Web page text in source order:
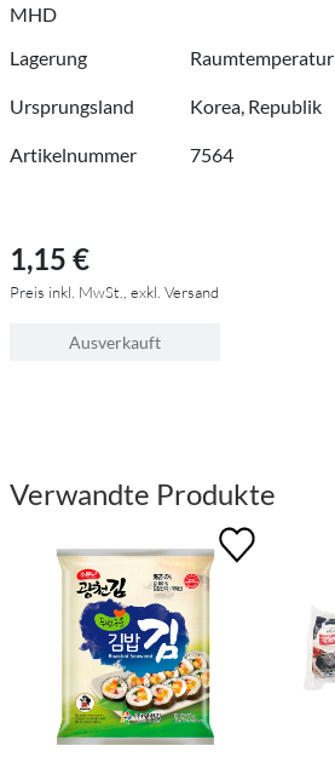
MHD
Lagerung
Raumtemperatur
Ursprungsland Korea, Republik
Artikelnummer 7564
1,15 €
Preis inkl. MwSt., exkl. Versand
Ausverkauft
Verwandte Produkte